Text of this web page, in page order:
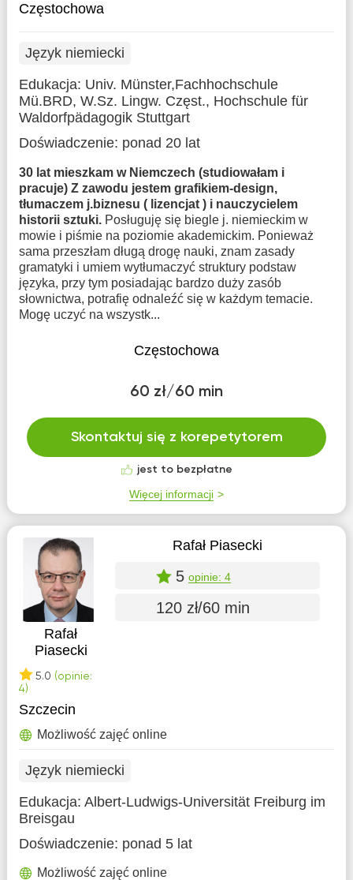
Częstochowa
Język niemiecki
Edukacja: Univ. Münster,Fachhochschule
Mü.BRD, W.Sz. Lingw. Częst., Hochschule für
Waldorfpädagogik Stuttgart
Doświadczenie: ponad 20 lat
30 lat mieszkam w Niemczech (studiowałam i
pracuje) Z zawodu jestem grafikiem-design,
tłumaczem j.biznesu ( lizencjat ) i nauczycielem
historii sztuki. Posługuję się biegle j. niemieckim w
mowie i piśmie na poziomie akademickim. Ponieważ
sama przeszłam długą drogę nauki, znam zasady
gramatyki i umiem wytłumaczyć struktury podstaw
języka, przy tym posiadając bardzo duży zasób
słownictwa, potrafię odnaleźć się w każdym temacie.
Mogę uczyć na wszystk...
Częstochowa
60 zł/60 min
Skontaktuj się z korepetytorem
jest to bezpłatne
Więcej informacji
Rafał
Piasecki
5.0 (opinie:
4)
Rafał Piasecki
5 opinie: 4
120 zł/60 min
Szczecin
Możliwość zajęć online
Język niemiecki
Edukacja: Albert-Ludwigs-Universität Freiburg im
Breisgau
Doświadczenie: ponad 5 lat
Możliwość zajęć online